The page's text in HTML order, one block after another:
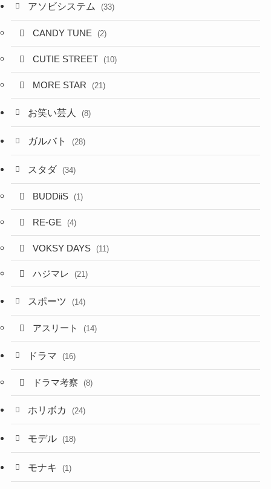
アソビシステム (33)
CANDY TUNE (2)
CUTIE STREET (10)
MORE STAR (21)
お笑い芸人 (8)
ガルバト (28)
スタダ (34)
BUDDiiS (1)
RE-GE (4)
VOKSY DAYS (11)
ハジマレ (21)
スポーツ (14)
アスリート (14)
ドラマ (16)
ドラマ考察 (8)
ホリボカ (24)
モデル (18)
モナキ (1)